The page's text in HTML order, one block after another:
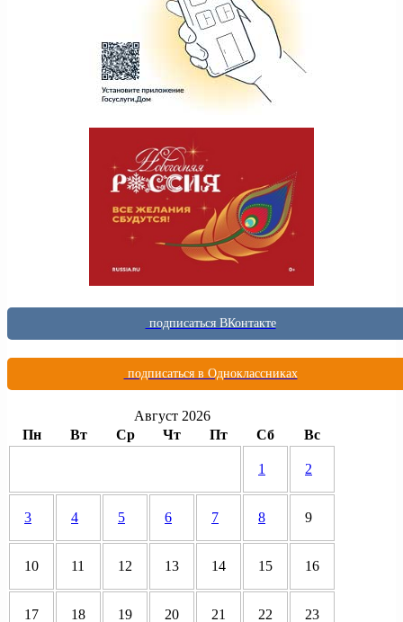
подписаться ВКонтакте
подписаться в Одноклассниках
Август 2026
Пн
Вт Ср Чт Пт Сб Вс
1 2
3 4 5 6 7 8 9
10 11 12 13 14 15 16
17 18 19 20 21 22 23